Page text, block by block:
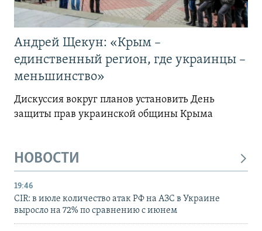
Андрей Щекун: «Крым –
единственный регион, где украинцы –
меньшинство»
Дискуссия вокруг планов установить День
защиты прав украинской общины Крыма
НОВОСТИ
19:46
CIR: в июле количество атак РФ на АЗС в Украине
выросло на 72% по сравнению с июнем